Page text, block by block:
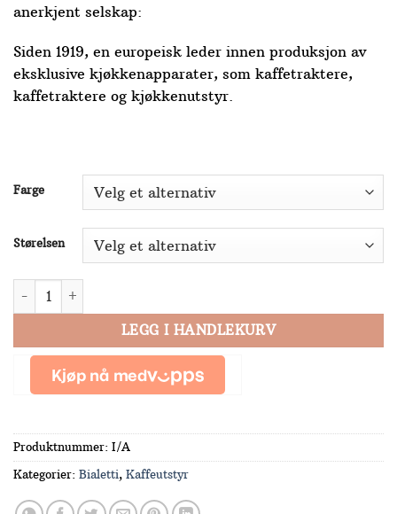
anerkjent selskap:
Siden 1919, en europeisk leder innen produksjon av
eksklusive kjøkkenapparater, som kaffetraktere,
kaffetraktere og kjøkkenutstyr.
Farge
Størelsen
Bialetti Moka Induksjon antall
LEGG I HANDLEKURV
Produktnummer: I/A
Kategorier: Bialetti, Kaffeutstyr